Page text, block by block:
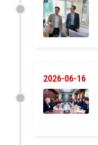
2026-06-16